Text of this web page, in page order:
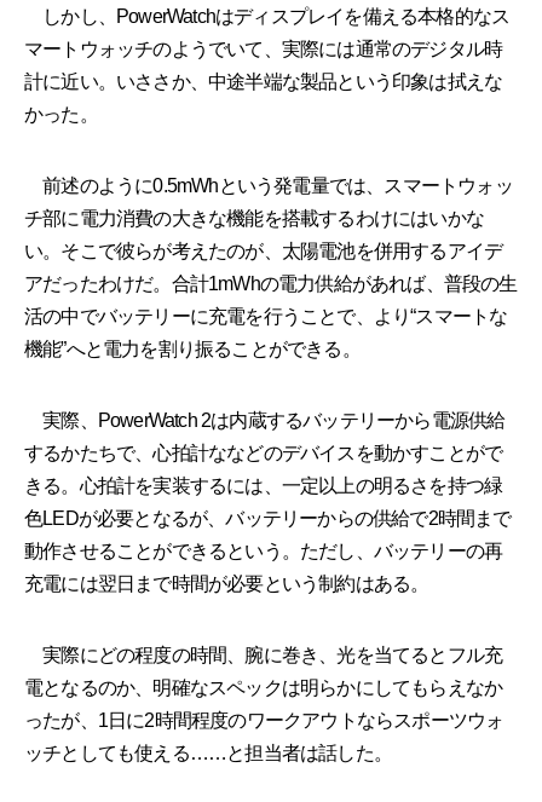
しかし、PowerWatchはディスプレイを備える本格的なス
マートウォッチのようでいて、実際には通常のデジタル時
計に近い。いささか、中途半端な製品という印象は拭えな
かった。
前述のように0.5mWhという発電量では、スマートウォッ
チ部に電力消費の大きな機能を搭載するわけにはいかな
い。そこで彼らが考えたのが、太陽電池を併用するアイデ
アだったわけだ。合計1mWhの電力供給があれば、普段の生
活の中でバッテリーに充電を行うことで、より“スマートな
機能”へと電力を割り振ることができる。
実際、PowerWatch 2は内蔵するバッテリーから電源供給
するかたちで、心拍計ななどのデバイスを動かすことがで
きる。心拍計を実装するには、一定以上の明るさを持つ緑
色LEDが必要となるが、バッテリーからの供給で2時間まで
動作させることができるという。ただし、バッテリーの再
充電には翌日まで時間が必要という制約はある。
実際にどの程度の時間、腕に巻き、光を当てるとフル充
電となるのか、明確なスペックは明らかにしてもらえなか
ったが、1日に2時間程度のワークアウトならスポーツウォ
ッチとしても使える……と担当者は話した。